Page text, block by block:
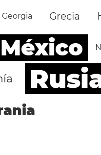
Georgia Grecia
México